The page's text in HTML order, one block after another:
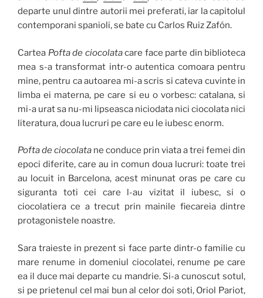
departe unul dintre autorii mei preferati, iar la capitolul
contemporani spanioli, se bate cu Carlos Ruiz Zafón.
Cartea Pofta de ciocolatacare face parte din biblioteca
mea s-a transformat intr-o autentica comoara pentru
mine, pentru ca autoarea mi-a scris si cateva cuvinte in
limba ei materna, pe care si eu o vorbesc: catalana, si
mi-a urat sa nu-mi lipseasca niciodata nici ciocolata nici
literatura, doua lucruri pe care eu le iubesc enorm.
Pofta de ciocolata ne conduce prin viata a trei femei din
epoci diferite, care au in comun doua lucruri: toate trei
au locuit in Barcelona, acest minunat oras pe care cu
siguranta toti cei care l-au vizitat il iubesc, si o
ciocolatiera ce a trecut prin mainile fiecareia dintre
protagonistele noastre.
Sara traieste in prezent si face parte dintr-o familie cu
mare renume in domeniul ciocolatei, renume pe care
ea il duce mai departe cu mandrie. Si-a cunoscut sotul,
si pe prietenul cel mai bun al celor doi soti, Oriol Pariot,